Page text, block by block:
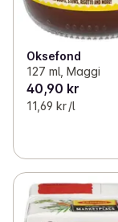
Oksefond
127 ml, Maggi
40,90 kr
11,69 kr /l